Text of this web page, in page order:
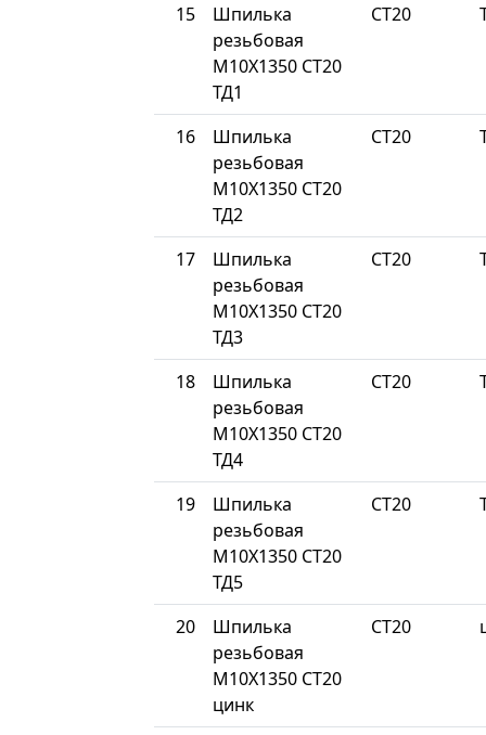
15
Шпилька
резьбовая
М10Х1350 СТ20
ТД1
СТ20
16
Шпилька
резьбовая
М10Х1350 СТ20
ТД2
СТ20
17
Шпилька
резьбовая
М10Х1350 СТ20
ТД3
СТ20
18
Шпилька
резьбовая
М10Х1350 СТ20
ТД4
СТ20
19
Шпилька
резьбовая
М10Х1350 СТ20
ТД5
СТ20
20
Шпилька
резьбовая
М10Х1350 СТ20
цинк
СТ20